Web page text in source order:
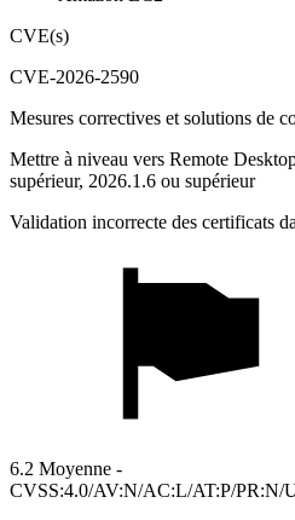
CVE(s)
CVE-2026-2590
Mesures correctives et solutions de
Mettre à niveau vers Remote
supérieur, 2026.1.6 ou supérieur
Validation incorrecte des certificats
6.2 Moyenne -
CVSS:4.0/AV:N/AC:L/AT:P/